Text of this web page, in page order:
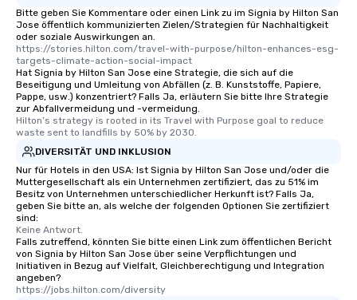
short stroll allows your group
members a chance to engage in prime
networking opportunities before
heading to the next place on your tour
itinerary. You Get a Dinner and a Show
Our tours offer an exquisite feast plus
entertainment. All tours include a
knowledgeable, professional guide
fascinating stories. Several other
interactive experiences are included
along the way exclusively to our tours,
ensuring there is never a dull moment.
Different Types of Cuisine Our
experiences offer the ability to enjoy
several renowned restaurants in one
convenient outing, including ones you
Bitte geben Sie Kommentare oder einen Link zu im Signia by Hilton San
Jose öffentlich kommunizierten Zielen/Strategien für Nachhaltigkeit
oder soziale Auswirkungen an.
https://stories.hilton.com/travel-with-purpose/hilton-enhances-esg-
targets-climate-action-social-impact
Hat Signia by Hilton San Jose eine Strategie, die sich auf die
Beseitigung und Umleitung von Abfällen (z. B. Kunststoffe, Papiere,
Pappe, usw.) konzentriert? Falls Ja, erläutern Sie bitte Ihre Strategie
zur Abfallvermeidung und -vermeidung.
Hilton’s strategy is rooted in its Travel with Purpose goal to reduce
waste sent to landfills by 50% by 2030.
DIVERSITÄT UND INKLUSION
Nur für Hotels in den USA: Ist Signia by Hilton San Jose und/oder die
Muttergesellschaft als ein Unternehmen zertifiziert, das zu 51% im
Besitz von Unternehmen unterschiedlicher Herkunft ist? Falls Ja,
geben Sie bitte an, als welche der folgenden Optionen Sie zertifiziert
sind:
Keine Antwort.
Falls zutreffend, könnten Sie bitte einen Link zum öffentlichen Bericht
von Signia by Hilton San Jose über seine Verpflichtungen und
Initiativen in Bezug auf Vielfalt, Gleichberechtigung und Integration
angeben?
https://jobs.hilton.com/diversity